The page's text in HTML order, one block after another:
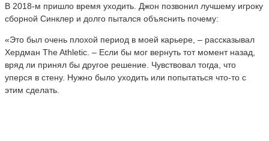
В 2018-м пришло время уходить. Джон позвонил лучшему игроку
сборной Синклер и долго пытался объяснить почему:
«Это был очень плохой период в моей карьере, – рассказывал
Хердман The Athletic. – Если бы мог вернуть тот момент назад,
вряд ли принял бы другое решение. Чувствовал тогда, что
уперся в стену. Нужно было уходить или попытаться что-то с
этим сделать.